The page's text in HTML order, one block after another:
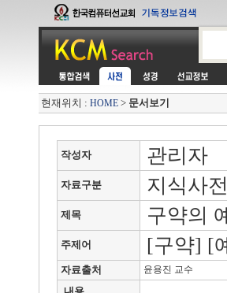
현재위치 : HOME > 문서보기
작성자 관리자
자료구분 지식사전
제목 구약의
주제어 [구약] [
자료출처 윤용진 교수